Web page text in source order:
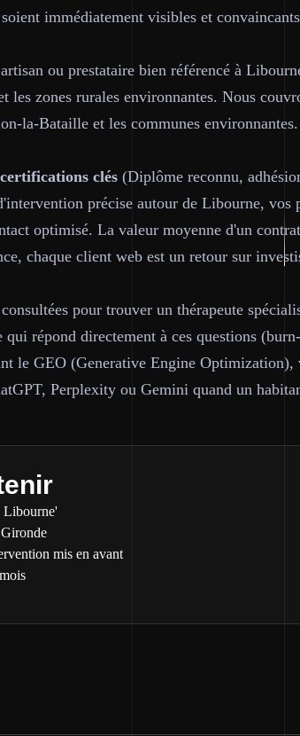
immédiatement visibles et
ou prestataire bien référencé à
zones rurales environnantes. Nous
la-Bataille et les communes environnantes.
certifications clés (Diplôme reconnu,
précise autour de Libourne, vos
optimisé. La valeur moyenne d'un
chaque client web est un retour sur
pour trouver un thérapeute
répond directement à ces questions
le GEO (Generative Engine Optimization),
Perplexity ou Gemini quand un
Libourne'
mis en avant